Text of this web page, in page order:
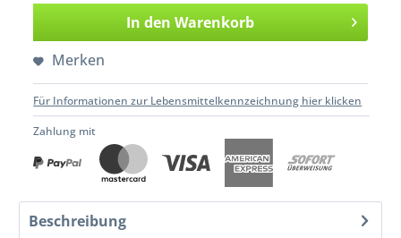
In den Warenkorb
Merken
Für Informationen zur Lebensmittelkennzeichnung hier klicken
Zahlung mit
Beschreibung